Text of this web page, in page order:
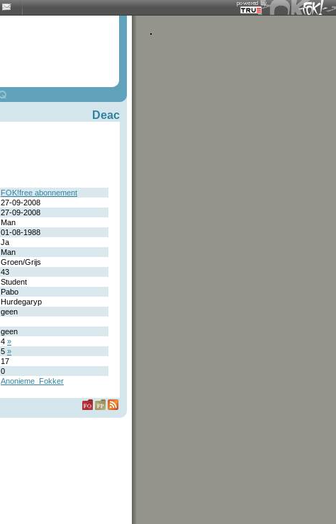
Deac
FOK!free abonnement
27-09-2008
27-09-2008
Man
01-08-1988
Ja
Man
Groen/Grijs
43
Student
Pabo
Hurdegaryp
geen
geen
4 »
5 »
17
0
Anonieme_Fokker